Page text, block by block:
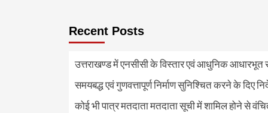
Recent Posts
उत्तराखण्ड में एनसीसी के विस्तार एवं आधुनिक आधारभूत
समयबद्ध एवं गुणवत्तापूर्ण निर्माण सुनिश्चित करने के दिए
कोई भी पात्र मतदाता मतदाता सूची में शामिल होने से